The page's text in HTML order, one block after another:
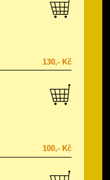
130,- Kč
100,- Kč